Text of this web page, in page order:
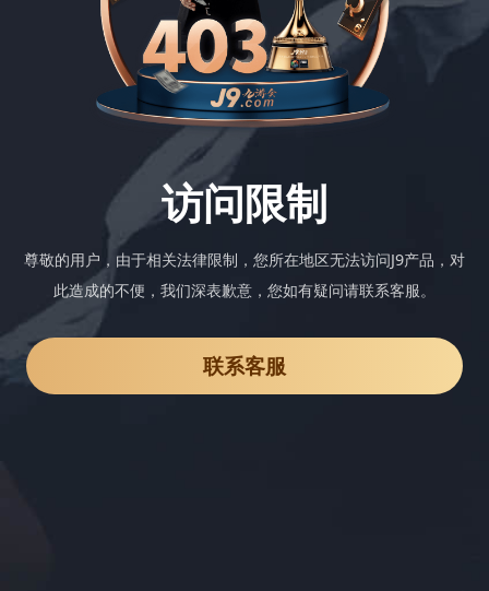
访问限制
尊敬的用户，由于相关法律限制，您所在地区无法访问J9产品，对
此造成的不便，我们深表歉意，您如有疑问请联系客服。
联系客服